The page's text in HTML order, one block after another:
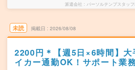
派遣会社 パーソルテンプスタッ
未読 掲載日 2026/08/08
2200円＊【週5日×6時間】大
イカー通勤OK！サポート業